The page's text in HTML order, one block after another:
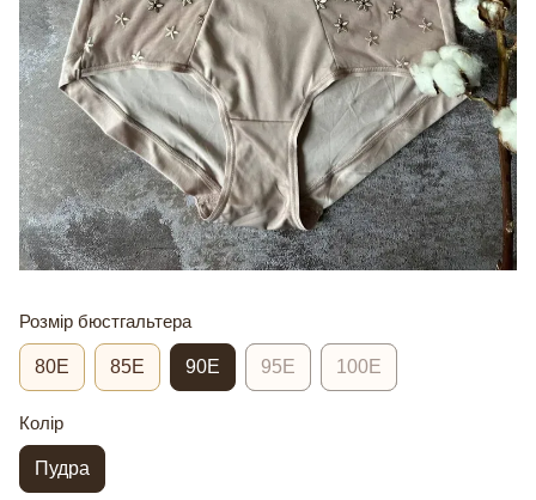
Розмір бюстгальтера
80E 85E 90E 95E 100E
Колір
Пудра